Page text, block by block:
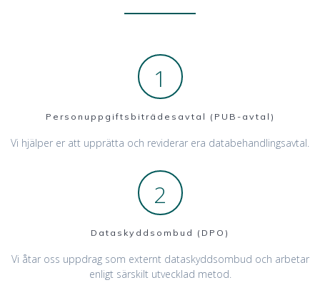
1
Personuppgiftsbiträdesavtal (PUB-avtal)
Vi hjälper er att upprätta och reviderar era databehandlingsavtal.
2
Dataskyddsombud (DPO)
Vi åtar oss uppdrag som externt dataskyddsombud och arbetar
enligt särskilt utvecklad metod.